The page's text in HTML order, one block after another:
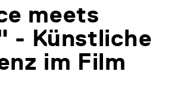
meets
- Künstliche
im Film